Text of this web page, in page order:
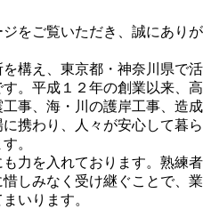
をご覧いただき、誠にありが
構え、東京都・神奈川県で活
。平成１２年の創業以来、高
事、海・川の護岸工事、造成
携わり、人々が安心して暮ら
。
力を入れております。熟練者
しみなく受け継ぐことで、業
いります。